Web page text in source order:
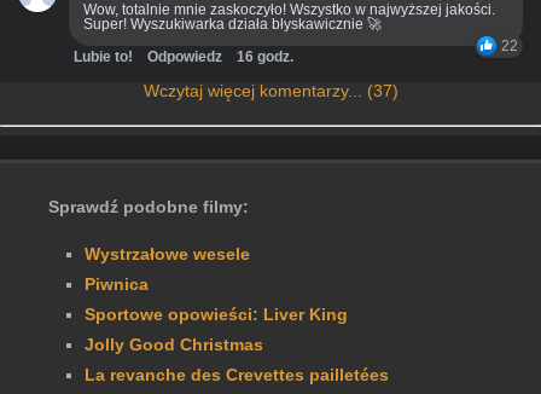
Wow, totalnie mnie zaskoczyło! Wszystko w najwyższej jakości.
Super! Wyszukiwarka działa błyskawicznie 🚀
22
Lubie to! Odpowiedz 16 godz.
Wczytaj więcej komentarzy... (37)
Sprawdź podobne filmy:
Wystrzałowe wesele
Piwnica
Sportowe opowieści: Liver King
Jolly Good Christmas
La revanche des Crevettes pailletées